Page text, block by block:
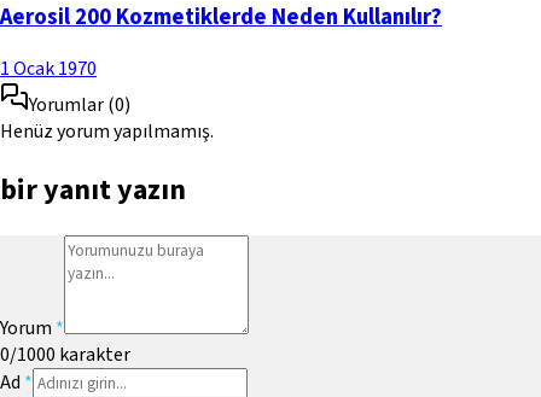
Aerosil 200 Kozmetiklerde Neden Kullanılır?
1 Ocak 1970
Yorumlar(0)
Henüz yorum yapılmamış.
bir yanıt yazın
Yorum *
0/1000 karakter
Ad *